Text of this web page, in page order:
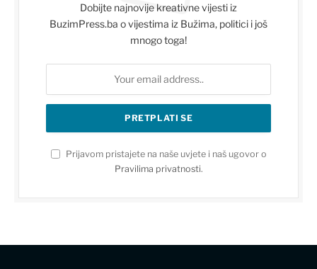
Dobijte najnovije kreativne vijesti iz
BuzimPress.ba o vijestima iz Bužima, politici i još
mnogo toga!
Prijavom pristajete na naše uvjete i naš ugovor o
Pravilima privatnosti.